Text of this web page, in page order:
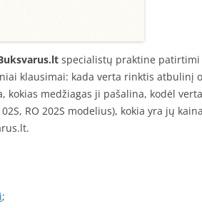
specialistų praktine
klausimai: kada verta rinktis atbulinį
kokias medžiagas ji pašalina, kodėl
RO 202S modelius), kokia yra jų
;